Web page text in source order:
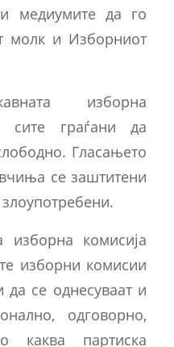
и медиумите да го
молк и Изборниот
изборна
сите граѓани да
Гласањето
се заштитени
изборна комисија
изборни комисии
се однесуваат и
одговорно,
партиска